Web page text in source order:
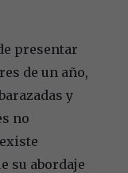
presentar
de un año,
y
no
su abordaje